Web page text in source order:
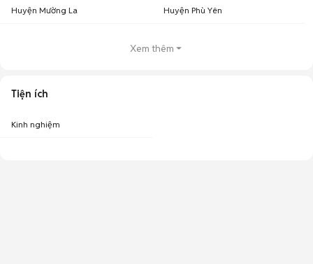
Huyện Mường La Huyện Phù Yên
Xem thêm
Tiện ích
Kinh nghiệm